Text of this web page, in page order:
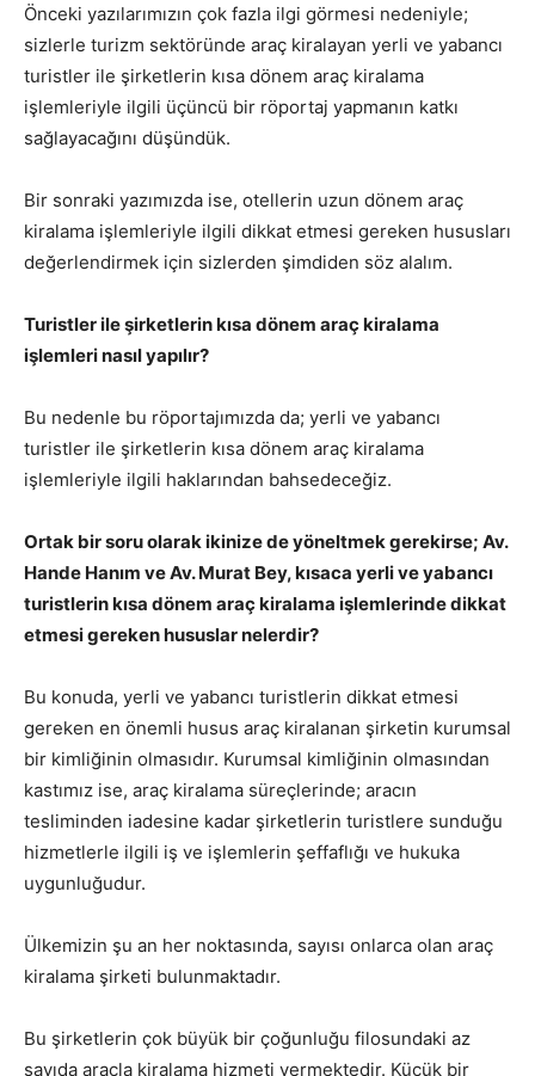
Önceki yazılarımızın çok fazla ilgi görmesi nedeniyle;
sizlerle turizm sektöründe araç kiralayan yerli ve yabancı
turistler ile şirketlerin kısa dönem araç kiralama
işlemleriyle ilgili üçüncü bir röportaj yapmanın katkı
sağlayacağını düşündük.
Bir sonraki yazımızda ise, otellerin uzun dönem araç
kiralama işlemleriyle ilgili dikkat etmesi gereken hususları
değerlendirmek için sizlerden şimdiden söz alalım.
Turistler ile şirketlerin kısa dönem araç kiralama
işlemleri nasıl yapılır?
Bu nedenle bu röportajımızda da; yerli ve yabancı
turistler ile şirketlerin kısa dönem araç kiralama
işlemleriyle ilgili haklarından bahsedeceğiz.
Ortak bir soru olarak ikinize de yöneltmek gerekirse; Av.
Hande Hanım ve Av. Murat Bey, kısaca yerli ve yabancı
turistlerin kısa dönem araç kiralama işlemlerinde dikkat
etmesi gereken hususlar nelerdir?
Bu konuda, yerli ve yabancı turistlerin dikkat etmesi
gereken en önemli husus araç kiralanan şirketin kurumsal
bir kimliğinin olmasıdır. Kurumsal kimliğinin olmasından
kastımız ise, araç kiralama süreçlerinde; aracın
tesliminden iadesine kadar şirketlerin turistlere sunduğu
hizmetlerle ilgili iş ve işlemlerin şeffaflığı ve hukuka
uygunluğudur.
Ülkemizin şu an her noktasında, sayısı onlarca olan araç
kiralama şirketi bulunmaktadır.
Bu şirketlerin çok büyük bir çoğunluğu filosundaki az
sayıda araçla kiralama hizmeti vermektedir. Küçük bir